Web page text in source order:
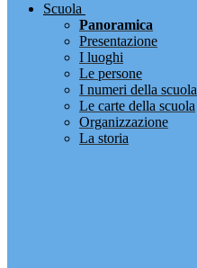
Scuola
Panoramica
Presentazione
I luoghi
Le persone
I numeri della scuola
Le carte della scuola
Organizzazione
La storia